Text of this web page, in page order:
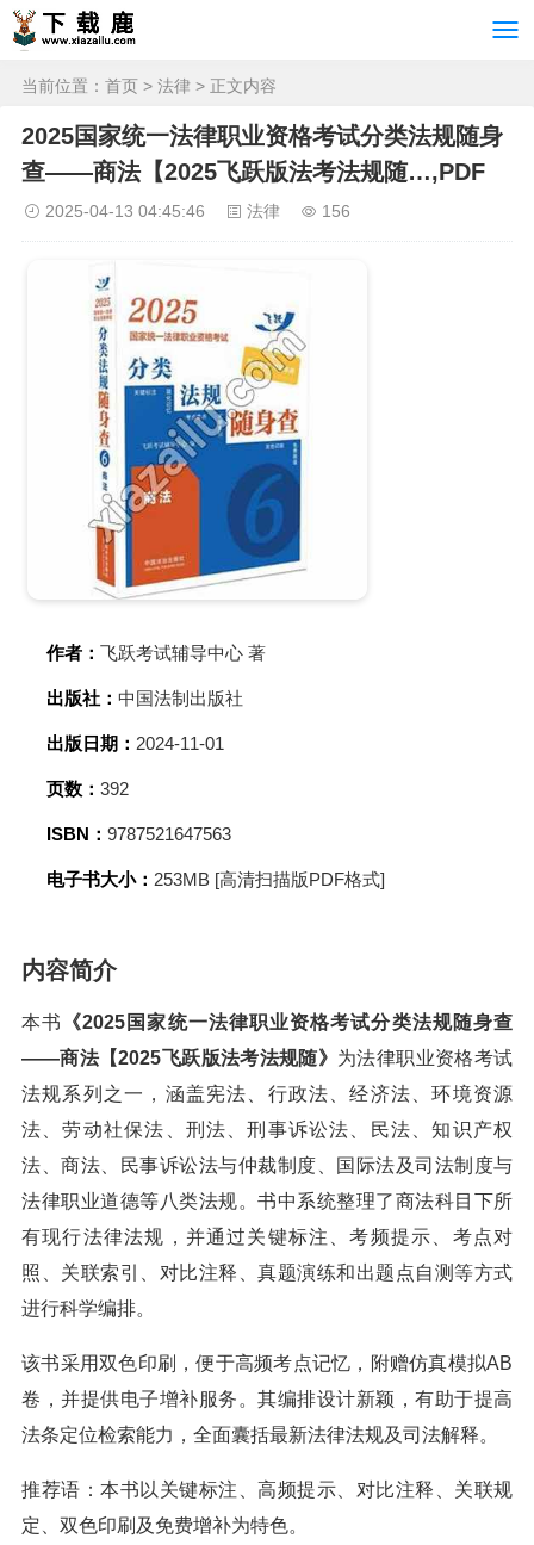
当前位置： 首页 > 法律 > 正文内容
2025国家统一法律职业资格考试分类法规随身
查——商法【2025飞跃版法考法规随…,PDF
2025-04-13 04:45:46 法律 156
作者： 飞跃考试辅导中心 著
出版社： 中国法制出版社
出版日期： 2024-11-01
页数： 392
ISBN： 9787521647563
电子书大小： 253MB [高清扫描版PDF格式]
内容简介
本书
《2025国家统一法律职业资格考试分类法规随身查
——商法【2025飞跃版法考法规随》 为法律职业资格考试
法规系列之一，涵盖宪法、行政法、经济法、环境资源
法、劳动社保法、刑法、刑事诉讼法、民法、知识产权
法、商法、民事诉讼法与仲裁制度、国际法及司法制度与
法律职业道德等八类法规。书中系统整理了商法科目下所
有现行法律法规，并通过关键标注、考频提示、考点对
照、关联索引、对比注释、真题演练和出题点自测等方式
进行科学编排。
该书采用双色印刷，便于高频考点记忆，附赠仿真模拟AB
卷，并提供电子增补服务。其编排设计新颖，有助于提高
法条定位检索能力，全面囊括最新法律法规及司法解释。
推荐语：本书以关键标注、高频提示、对比注释、关联规
定、双色印刷及免费增补为特色。